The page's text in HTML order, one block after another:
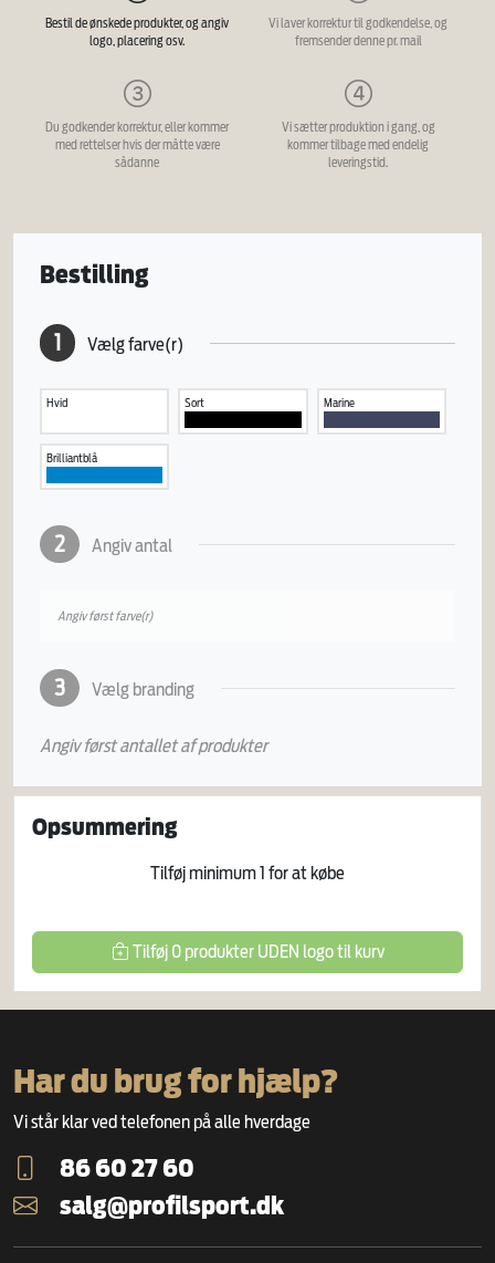
Bestil de ønskede produkter, og angiv
logo, placering osv.
Vi laver korrektur til godkendelse, og
fremsender denne pr. mail
Du godkender korrektur, eller kommer
med rettelser hvis der måtte være
sådanne
Vi sætter produktion i gang, og
kommer tilbage med endelig
leveringstid.
Bestilling
1 Vælg farve(r)
Hvid Sort Marine
Brilliantblå
2 Angiv antal
Angiv først farve(r)
3 Vælg branding
Angiv først antallet af produkter
Opsummering
Tilføj minimum1 for at købe
Tilføj 0produkter UDEN logotil kurv
Har du brug for hjælp?
Vi står klar ved telefonen på alle hverdage
86 60 27 60
salg@profilsport.dk